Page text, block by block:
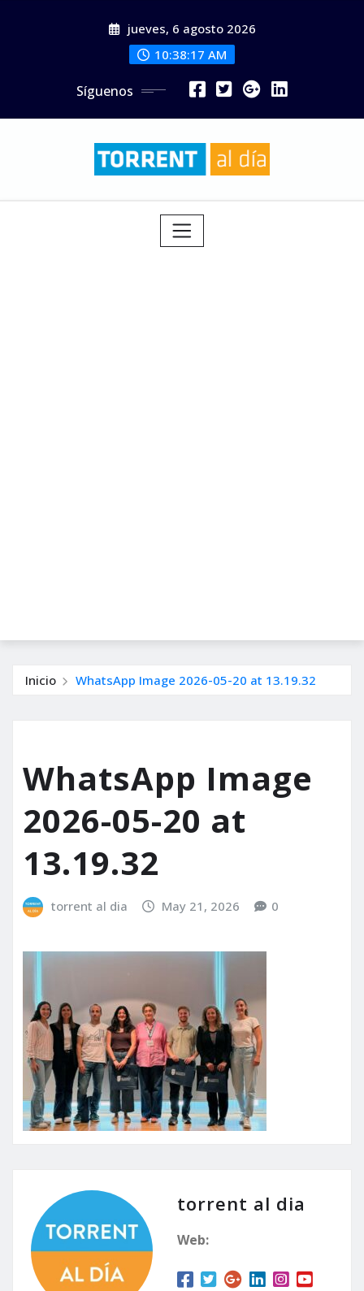
jueves, 6 agosto 2026
10:38:19 AM
Síguenos
Inicio WhatsApp Image 2026-05-20 at 13.19.32
WhatsApp Image
2026-05-20 at
13.19.32
torrent al dia May 21, 2026 0
torrent al dia
Web: